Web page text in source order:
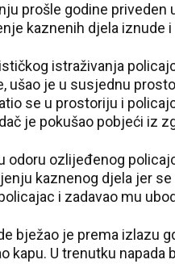
prošle godine
kaznenih djela iznude
istraživanja
ušao je u susjednu
se u prostoriju i
je pokušao pobjeći iz
odoru ozlijeđenog
kaznenog djela jer
i zadavao mu
bježao je prema izlazu
kapu. U trenutku